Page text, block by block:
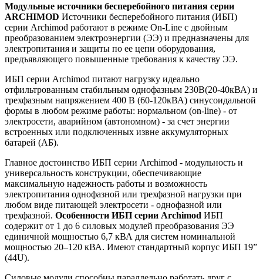
Модульные источники бесперебойного питания серии
ARCHIMOD Источники бесперебойного питания (ИБП)
серии Archimod работают в режиме Оn-Line с двойным
преобразованием электроэнергии (ЭЭ) и предназначены для
электропитания и защиты по ее цепи оборудования,
предъявляющего повышенные требования к качеству ЭЭ.
ИБП серии Archimod питают нагрузку идеально
отфильтрованным стабильным однофазным 230В(20-40кВА) и
трехфазным напряжением 400 В (60-120кВА) синусоидальной
формы в любом режиме работы: нормальном (on-line) - от
электросети, аварийном (автономном) - за счет энергии
встроенных или подключенных извне аккумуляторных
батарей (АБ).
Главное достоинство ИБП серии Archimod - модульность и
универсальность конструкции, обеспечивающие
максимальную надежность работы и возможность
электропитания однофазной или трехфазной нагрузки при
любом виде питающей электросети - однофазной или
трехфазной. Особенности ИБП серии Archimod ИБП
содержит от 1 до 6 силовых модулей преобразования ЭЭ
единичной мощностью 6,7 кВА для систем номинальной
мощностью 20–120 кВА. Имеют cтандартный корпус ИБП 19”
(44U).